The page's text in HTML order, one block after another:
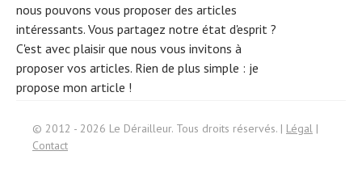
nous pouvons vous proposer des articles
intéressants. Vous partagez notre état d'esprit ?
C'est avec plaisir que nous vous invitons à
proposer vos articles. Rien de plus simple : je
propose mon article !
© 2012 - 2026 Le Dérailleur. Tous droits réservés. | Légal |
Contact
Search
for: